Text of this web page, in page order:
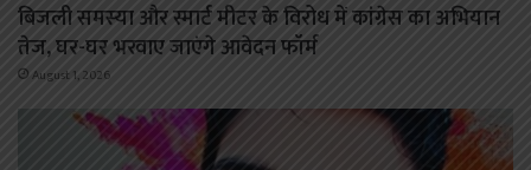
बिजली समस्या और स्मार्ट मीटर के विरोध में कांग्रेस का अभियान
तेज, घर-घर भरवाए जाएंगे आवेदन फॉर्म
August 1, 2026